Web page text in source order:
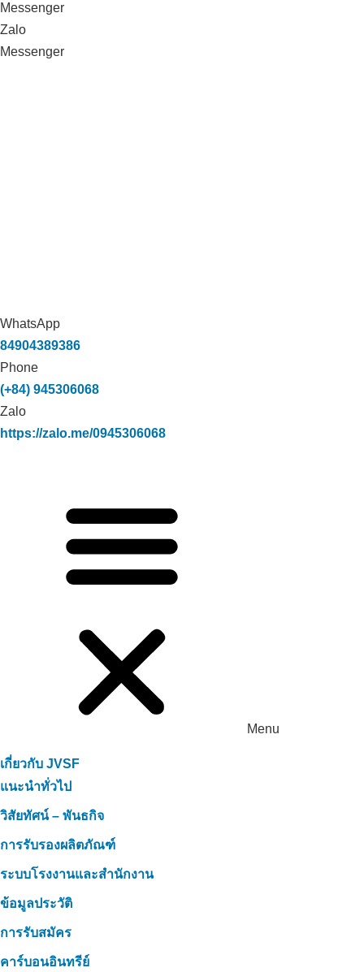
Messenger
Zalo
Messenger
WhatsApp
84904389386
Phone
(+84) 945306068
Zalo
https://zalo.me/0945306068
Menu
เกี่ยวกับ JVSF
แนะนำทั่วไป
วิสัยทัศน์ – พันธกิจ
การรับรองผลิตภัณฑ์
ระบบโรงงานและสำนักงาน
ข้อมูลประวัติ
การรับสมัคร
คาร์บอนอินทรีย์